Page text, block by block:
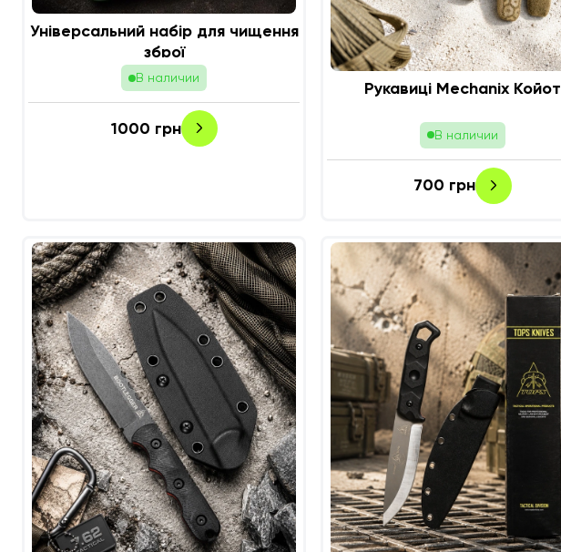
Універсальний набір для чищення
зброї
В наличии
1000 грн
Рукавиці Mechanix Койот
В наличии
700 грн